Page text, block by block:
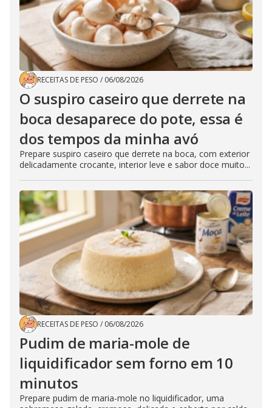
RECEITAS DE PESO / 06/08/2026
O suspiro caseiro que derrete na
boca desaparece do pote, essa é
dos tempos da minha avó
Prepare suspiro caseiro que derrete na boca, com exterior
delicadamente crocante, interior leve e sabor doce muito...
RECEITAS DE PESO / 06/08/2026
Pudim de maria-mole de
liquidificador sem forno em 10
minutos
Prepare pudim de maria-mole no liquidificador, uma